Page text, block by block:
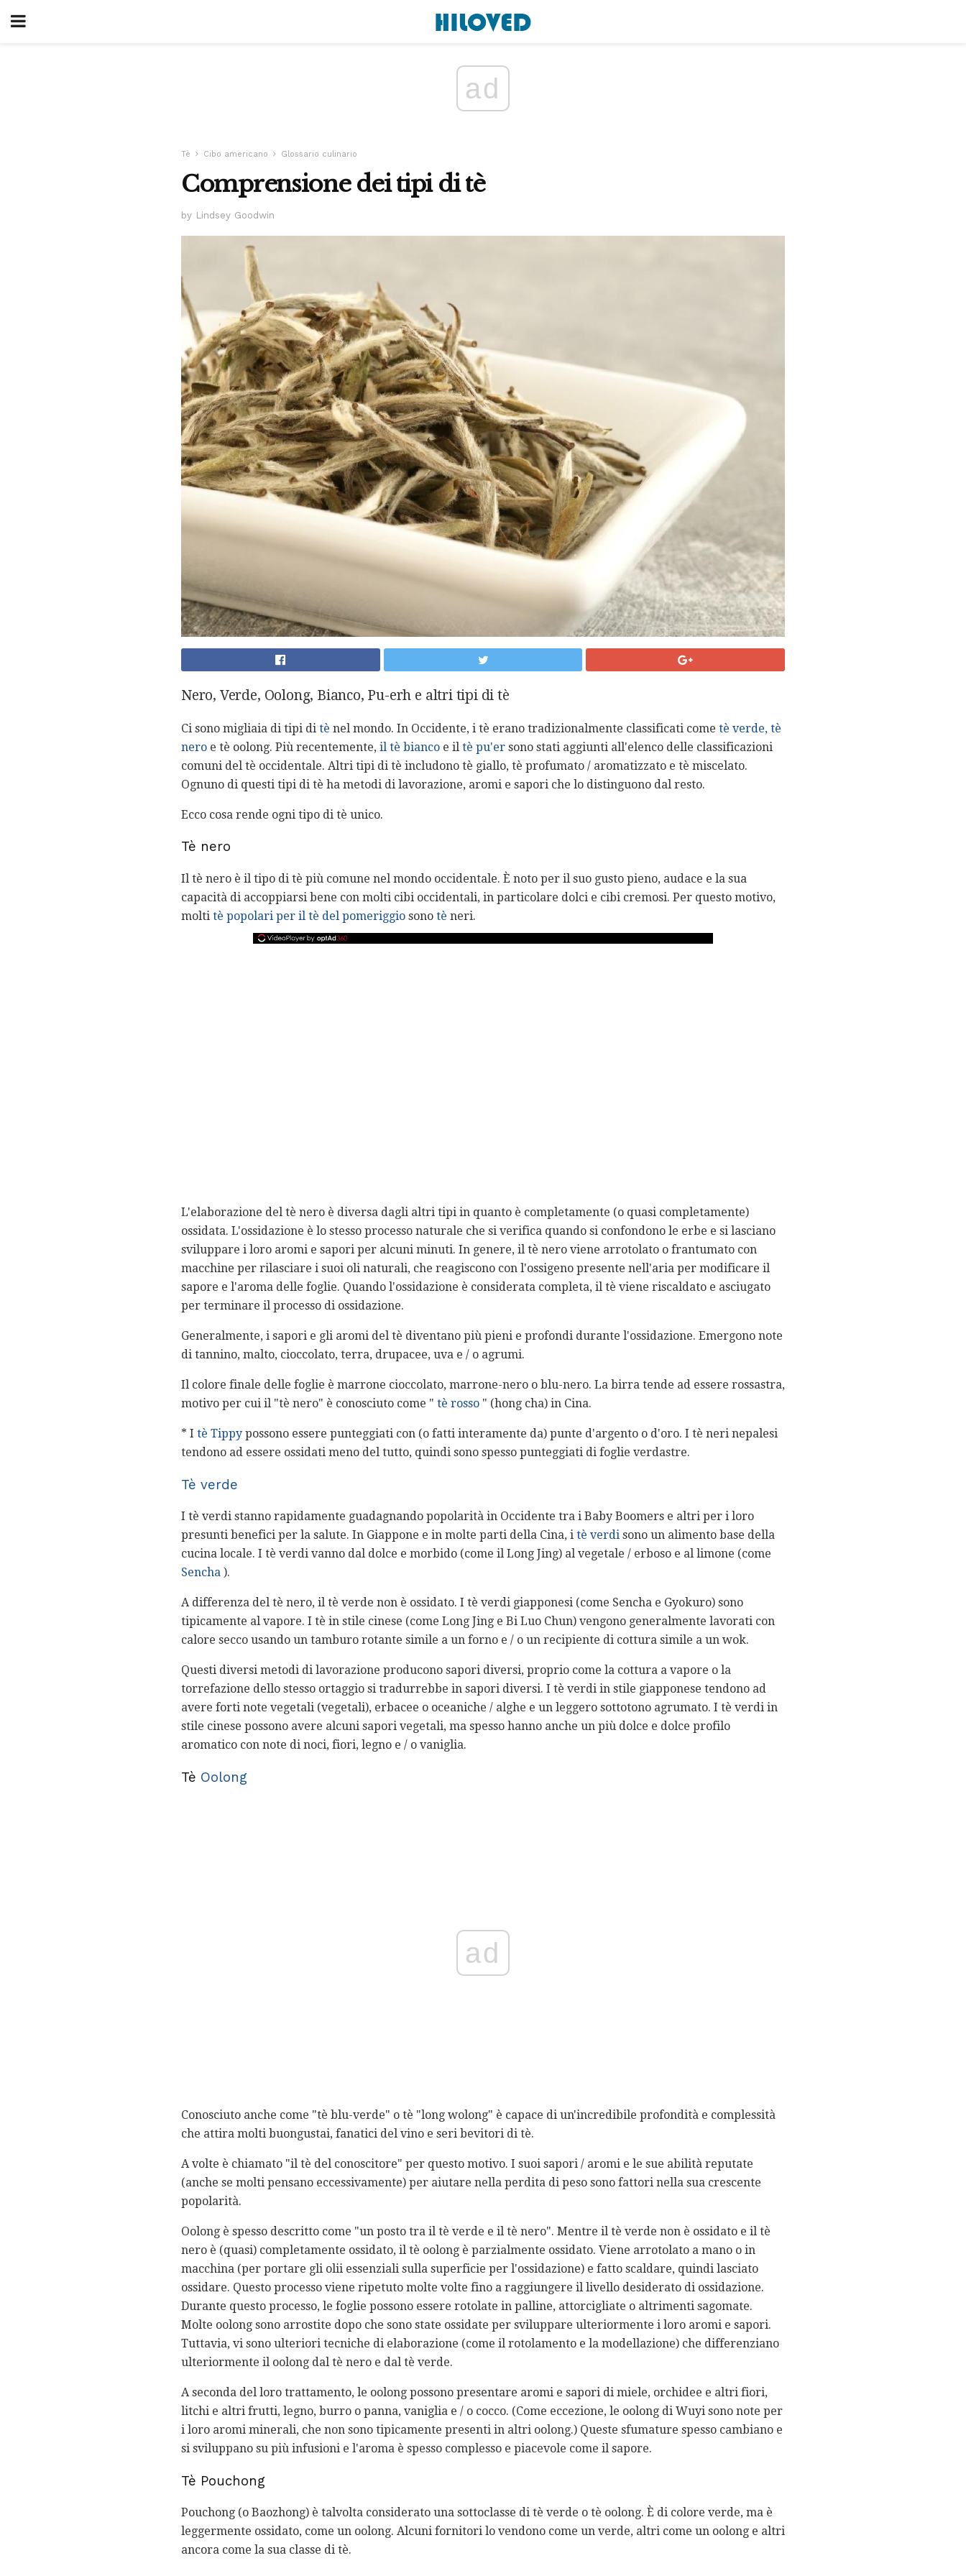
ad
Tè Cibo americano Glossario culinario
Comprensione dei tipi di tè
by Lindsey Goodwin
Nero, Verde, Oolong, Bianco, Pu-erh e altri tipi di tè
Ci sono migliaia di tipi di tè nel mondo. In Occidente, i tè erano tradizionalmente classificati come tè verde, tè
nero e tè oolong. Più recentemente, il tè bianco e il tè pu'er sono stati aggiunti all'elenco delle classificazioni
comuni del tè occidentale. Altri tipi di tè includono tè giallo, tè profumato / aromatizzato e tè miscelato.
Ognuno di questi tipi di tè ha metodi di lavorazione, aromi e sapori che lo distinguono dal resto.
Ecco cosa rende ogni tipo di tè unico.
Tè nero
Il tè nero è il tipo di tè più comune nel mondo occidentale. È noto per il suo gusto pieno, audace e la sua
capacità di accoppiarsi bene con molti cibi occidentali, in particolare dolci e cibi cremosi. Per questo motivo,
molti tè popolari per il tè del pomeriggio sono tè neri.
L'elaborazione del tè nero è diversa dagli altri tipi in quanto è completamente (o quasi completamente)
ossidata. L'ossidazione è lo stesso processo naturale che si verifica quando si confondono le erbe e si lasciano
sviluppare i loro aromi e sapori per alcuni minuti. In genere, il tè nero viene arrotolato o frantumato con
macchine per rilasciare i suoi oli naturali, che reagiscono con l'ossigeno presente nell'aria per modificare il
sapore e l'aroma delle foglie. Quando l'ossidazione è considerata completa, il tè viene riscaldato e asciugato
per terminare il processo di ossidazione.
Generalmente, i sapori e gli aromi del tè diventano più pieni e profondi durante l'ossidazione. Emergono note
di tannino, malto, cioccolato, terra, drupacee, uva e / o agrumi.
Il colore finale delle foglie è marrone cioccolato, marrone-nero o blu-nero. La birra tende ad essere rossastra,
motivo per cui il "tè nero" è conosciuto come " tè rosso " (hong cha) in Cina.
* I tè Tippy possono essere punteggiati con (o fatti interamente da) punte d'argento o d'oro. I tè neri nepalesi
tendono ad essere ossidati meno del tutto, quindi sono spesso punteggiati di foglie verdastre.
Tè verde
I tè verdi stanno rapidamente guadagnando popolarità in Occidente tra i Baby Boomers e altri per i loro
presunti benefici per la salute. In Giappone e in molte parti della Cina, i tè verdi sono un alimento base della
cucina locale. I tè verdi vanno dal dolce e morbido (come il Long Jing) al vegetale / erboso e al limone (come
Sencha ).
A differenza del tè nero, il tè verde non è ossidato. I tè verdi giapponesi (come Sencha e Gyokuro) sono
tipicamente al vapore. I tè in stile cinese (come Long Jing e Bi Luo Chun) vengono generalmente lavorati con
calore secco usando un tamburo rotante simile a un forno e / o un recipiente di cottura simile a un wok.
Questi diversi metodi di lavorazione producono sapori diversi, proprio come la cottura a vapore o la
torrefazione dello stesso ortaggio si tradurrebbe in sapori diversi. I tè verdi in stile giapponese tendono ad
avere forti note vegetali (vegetali), erbacee o oceaniche / alghe e un leggero sottotono agrumato. I tè verdi in
stile cinese possono avere alcuni sapori vegetali, ma spesso hanno anche un più dolce e dolce profilo
aromatico con note di noci, fiori, legno e / o vaniglia.
Tè Oolong
ad
Conosciuto anche come "tè blu-verde" o tè "long wolong" è capace di un'incredibile profondità e complessità
che attira molti buongustai, fanatici del vino e seri bevitori di tè.
A volte è chiamato "il tè del conoscitore" per questo motivo. I suoi sapori / aromi e le sue abilità reputate
(anche se molti pensano eccessivamente) per aiutare nella perdita di peso sono fattori nella sua crescente
popolarità.
Oolong è spesso descritto come "un posto tra il tè verde e il tè nero". Mentre il tè verde non è ossidato e il tè
nero è (quasi) completamente ossidato, il tè oolong è parzialmente ossidato. Viene arrotolato a mano o in
macchina (per portare gli olii essenziali sulla superficie per l'ossidazione) e fatto scaldare, quindi lasciato
ossidare. Questo processo viene ripetuto molte volte fino a raggiungere il livello desiderato di ossidazione.
Durante questo processo, le foglie possono essere rotolate in palline, attorcigliate o altrimenti sagomate.
Molte oolong sono arrostite dopo che sono state ossidate per sviluppare ulteriormente i loro aromi e sapori.
Tuttavia, vi sono ulteriori tecniche di elaborazione (come il rotolamento e la modellazione) che differenziano
ulteriormente il oolong dal tè nero e dal tè verde.
A seconda del loro trattamento, le oolong possono presentare aromi e sapori di miele, orchidee e altri fiori,
litchi e altri frutti, legno, burro o panna, vaniglia e / o cocco. (Come eccezione, le oolong di Wuyi sono note per
i loro aromi minerali, che non sono tipicamente presenti in altri oolong.) Queste sfumature spesso cambiano e
si sviluppano su più infusioni e l'aroma è spesso complesso e piacevole come il sapore.
Tè Pouchong
Pouchong (o Baozhong) è talvolta considerato una sottoclasse di tè verde o tè oolong. È di colore verde, ma è
leggermente ossidato, come un oolong. Alcuni fornitori lo vendono come un verde, altri come un oolong e altri
ancora come la sua classe di tè.